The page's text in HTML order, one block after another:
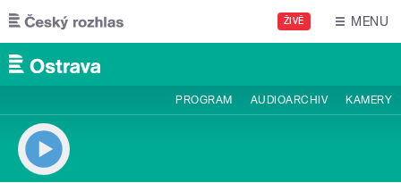
Přejít k hlavnímu obsahu
ŽIVĚ MENU
PROGRAM AUDIOARCHIV KAMERY